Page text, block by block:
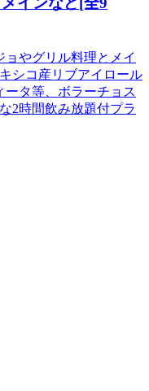
やグリル料理とメイ
シコ産リブアイロール
ータ等、ボラーチョス
2時間飲み放題付プラ